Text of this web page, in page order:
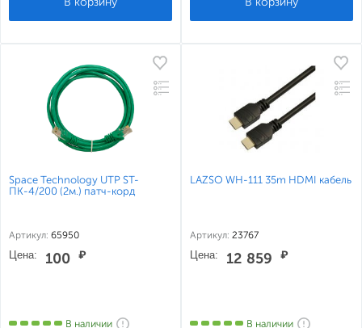
Space Technology UTP ST-
ПК-4/200 (2м.) патч-корд
Артикул: 65950
Цена: 100 ₽
В наличии
LAZSO WH-111 35m HDMI кабель
Артикул: 23767
Цена: 12 859 ₽
В наличии